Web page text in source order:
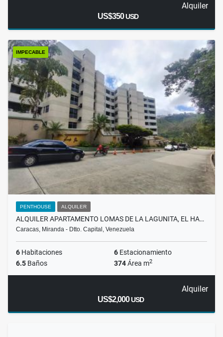
Alquiler
US$350USD
IMPECABLE
PENTHOUSE ALQUILER
ALQUILER APARTAMENTO LOMAS DE LA LAGUNITA, EL HA…
Caracas, Miranda - Dtto. Capital, Venezuela
6 Habitaciones 6 Estacionamiento
6.5 Baños 374Área m2
Alquiler
US$2,000USD